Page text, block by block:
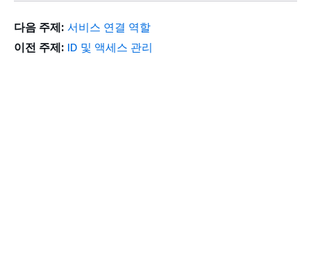
다음 주제: 서비스 연결 역할
이전 주제: ID 및 액세스 관리